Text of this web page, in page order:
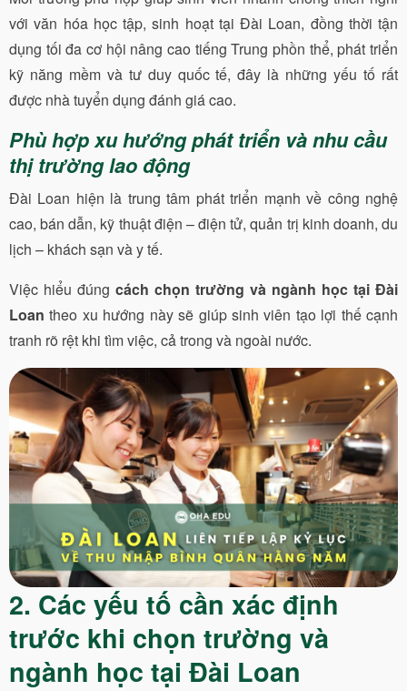
với văn hóa học tập, sinh hoạt tại Đài Loan, đồng thời tận
dụng tối đa cơ hội nâng cao tiếng Trung phồn thể, phát triển
kỹ năng mềm và tư duy quốc tế, đây là những yếu tố rất
được nhà tuyển dụng đánh giá cao.
Phù hợp xu hướng phát triển và nhu cầu
thị trường lao động
Đài Loan hiện là trung tâm phát triển mạnh về công nghệ
cao, bán dẫn, kỹ thuật điện – điện tử, quản trị kinh doanh, du
lịch – khách sạn và y tế.
Việc hiểu đúng cách chọn trường và ngành học tại Đài
Loan theo xu hướng này sẽ giúp sinh viên tạo lợi thế cạnh
tranh rõ rệt khi tìm việc, cả trong và ngoài nước.
2. Các yếu tố cần xác định
trước khi chọn trường và
ngành học tại Đài Loan